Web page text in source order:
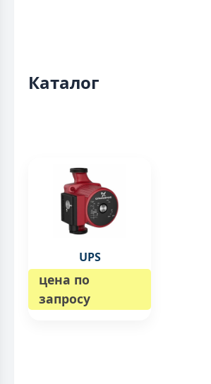
Каталог
UPS
цена по
запросу